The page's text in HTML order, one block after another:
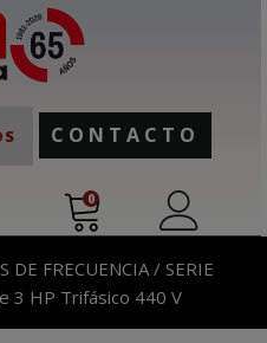
CONTACTO
0
DE FRECUENCIA / SERIE
3 HP Trifásico 440 V